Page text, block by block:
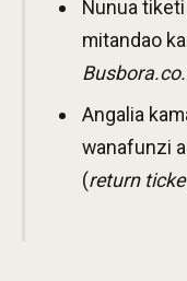
Nunua
mitandao
Angalia
wanafunzi
(return